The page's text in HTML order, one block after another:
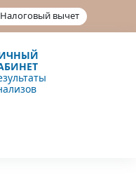
Налоговый вычет